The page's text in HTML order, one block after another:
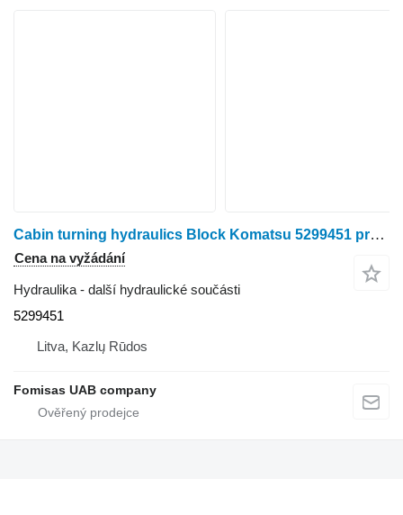
Cabin turning hydraulics Block Komatsu 5299451 pro harvestoru
Cena na vyžádání
Hydraulika - další hydraulické součásti
5299451
Litva, Kazlų Rūdos
Fomisas UAB company